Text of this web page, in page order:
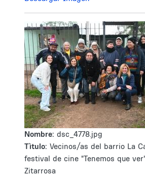
Nombre: dsc_4778.jpg
Tìtulo: Vecinos/as del barrio La
festival de cine "Tenemos que
Zitarrosa